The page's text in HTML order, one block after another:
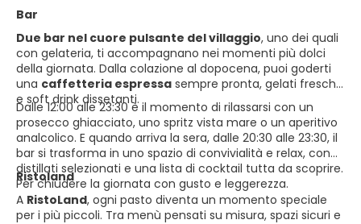
Bar
Due bar nel cuore pulsante del villaggio, uno dei quali
con gelateria, ti accompagnano nei momenti più dolci
della giornata. Dalla colazione al dopocena, puoi goderti
una caffetteria espressa sempre pronta, gelati freschi
e soft drink dissetanti.
Dalle 12:00 alle 23:30 è il momento di rilassarsi con un
prosecco ghiacciato, uno spritz vista mare o un aperitivo
analcolico. E quando arriva la sera, dalle 20:30 alle 23:30, il
bar si trasforma in uno spazio di convivialità e relax, con
distillati selezionati e una lista di cocktail tutta da scoprire.
Per chiudere la giornata con gusto e leggerezza.
Ristoland
A RistoLand, ogni pasto diventa un momento speciale
per i più piccoli. Tra menù pensati su misura, spazi sicuri e